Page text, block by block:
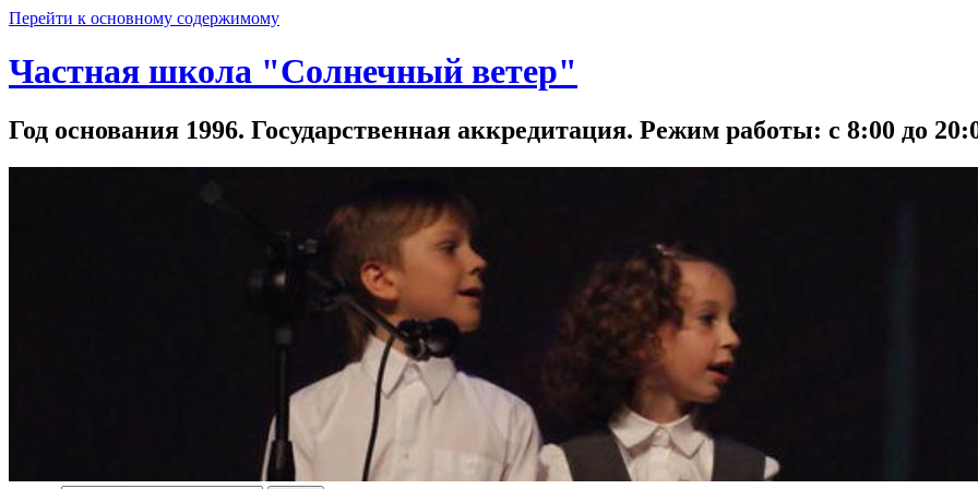
Перейти к основному содержимому
Частная школа "Солнечный ветер"
Год основания 1996. Государственная аккредитация. Режим работы: с 8:00 до